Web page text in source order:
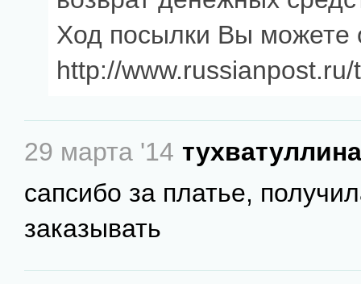
Ход посылки Вы можете
http://
29 марта '14
сапсибо за платье,
заказывать